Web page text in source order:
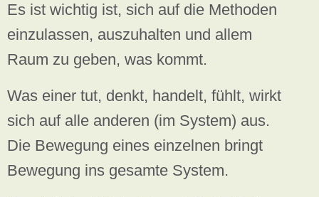
Es ist wichtig ist, sich auf die Methoden
einzulassen, auszuhalten und allem
Raum zu geben, was kommt.
Was einer tut, denkt, handelt, fühlt, wirkt
sich auf alle anderen (im System) aus.
Die Bewegung eines einzelnen bringt
Bewegung ins gesamte System.